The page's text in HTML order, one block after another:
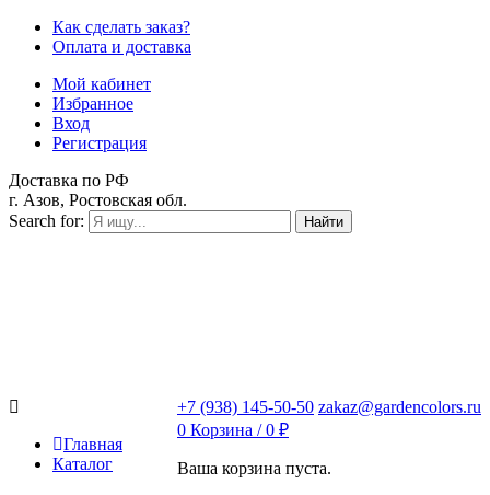
Как сделать заказ?
Оплата и доставка
Мой кабинет
Избранное
Вход
Регистрация
Доставка по РФ
г. Азов, Ростовская обл.
Search for:
Найти
+7 (938) 145-50-50 zakaz@gardencolors.ru
0 Корзина /0 ₽
Ваша корзина пуста.
Главная
Каталог